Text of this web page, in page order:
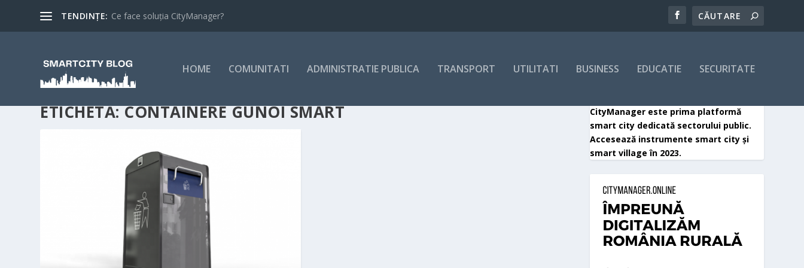
TENDINȚE: Ce face soluția CityManager?
HOME COMUNITATI ADMINISTRATIE PUBLICA TRANSPORT UTILITATI BUSINESS EDUCATIE SECURITATE
ETICHETĂ:CONTAINERE GUNOI SMART
CityManager este prima platformă
smart city dedicată sectorului public.
Accesează instrumente smart city și
smart village în 2023.